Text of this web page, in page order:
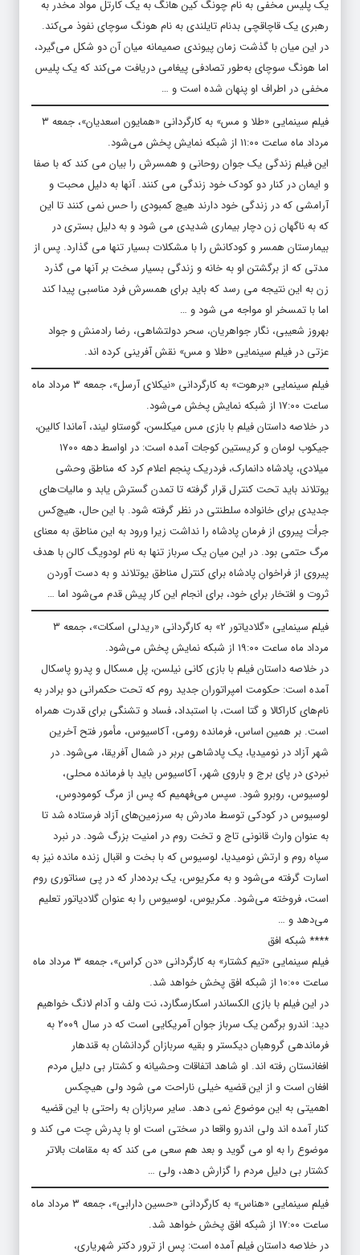
یک پلیس مخفی به نام چونگ کین هانگ به یک کارتل مواد مخدر به
رهبری یک قاچاقچی بدنام تایلندی به نام هونگ سوچای نفوذ می‌کند.
در این میان با گذشت زمان پیوندی صمیمانه میان آن دو شکل می‌گیرد،
اما هونگ سوچای به‌طور تصادفی پیغامی دریافت می‌کند که یک پلیس
مخفی در اطراف او پنهان شده‌ است و …
فیلم سینمایی «طلا و مس» به کارگردانی «همایون اسعدیان»، جمعه ۳
مرداد ماه ساعت ۱۱:۰۰ از شبکه نمایش پخش می‌شود.
این فیلم زندگی یک جوان روحانی و همسرش را بیان می کند که با صفا
و ایمان در کنار دو کودک خود زندگی می کنند. آنها به دلیل محبت و
آرامشی که در زندگی خود دارند هیچ کمبودی را حس نمی کنند تا این
که به ناگهان زن دچار بیماری شدیدی می شود و به دلیل بستری در
بیمارستان همسر و کودکانش را با مشکلات بسیار تنها می گذارد. پس از
مدتی که از برگشتن او به خانه و زندگی بسیار سخت بر آنها می گذرد
زن به این نتیجه می رسد که باید برای همسرش فرد مناسبی پیدا کند
اما با تمسخر او مواجه می شود و …
بهروز شعیبی، نگار جواهریان، سحر دولتشاهی، رضا رادمنش و جواد
عزتی در فیلم سینمایی «طلا و مس» نقش آفرینی کرده اند.
فیلم سینمایی «برهوت» به کارگردانی «نیکلای آرسل»، جمعه ۳ مرداد ماه
ساعت ۱۷:۰۰ از شبکه نمایش پخش می‌شود.
در خلاصه داستان فیلم با بازی مس میکلسن، گوستاو لیند، آماندا کالین،
جیکوب لومان و کریستین کوجات آمده است: در اواسط دهه ۱۷۰۰
میلادی، پادشاه دانمارک، فردریک پنجم اعلام کرد که مناطق وحشی
یوتلاند باید تحت کنترل قرار گرفته تا تمدن گسترش یابد و مالیات‌های
جدیدی برای خانواده سلطنتی در نظر گرفته شود. با این حال، هیچ‌کس
جرأت پیروی از فرمان پادشاه را نداشت زیرا ورود به این مناطق به معنای
مرگ حتمی بود. در این میان یک سرباز تنها به نام لودویگ کالن با هدف
پیروی از فراخوان پادشاه برای کنترل مناطق یوتلاند و به دست آوردن
ثروت و افتخار برای خود، برای انجام این کار پیش قدم می‌شود اما …
فیلم سینمایی «گلادیاتور ۲» به کارگردانی «ریدلی اسکات»، جمعه ۳
مرداد ماه ساعت ۱۹:۰۰ از شبکه نمایش پخش می‌شود.
در خلاصه داستان فیلم با بازی کانی نیلسن، پل مسکال و پدرو پاسکال
آمده است: حکومت امپراتوران جدید روم که تحت حکمرانی دو برادر به
نام‌های کاراکالا و گتا است، با استبداد، فساد و تشنگی برای قدرت همراه
است. بر همین اساس، فرمانده رومی، آکاسیوس، مأمور فتح آخرین
شهر آزاد در نومیدیا، یک پادشاهی بربر در شمال آفریقا، می‌شود. در
نبردی در پای برج و باروی شهر، آکاسیوس باید با فرمانده محلی،
لوسیوس، روبرو شود. سپس می‌فهمیم که پس از مرگ کومودوس،
لوسیوس در کودکی توسط مادرش به سرزمین‌های آزاد فرستاده شد تا
به عنوان وارث قانونی تاج و تخت روم در امنیت بزرگ شود. در نبرد
سپاه روم و ارتش نومیدیا، لوسیوس که با بخت و اقبال زنده مانده نیز به
اسارت گرفته می‌شود و به مکریوس، یک برده‌دار که در پی سناتوری روم
است، فروخته می‌شود. مکریوس، لوسیوس را به عنوان گلادیاتور تعلیم
می‌دهد و …
**** شبکه افق
فیلم سینمایی «تیم کشتار» به کارگردانی «دن کراس»، جمعه ۳ مرداد ماه
ساعت ۱۰:۰۰ از شبکه افق پخش خواهد شد.
در این فیلم با بازی الکساندر اسکارسگارد، نت ولف و آدام لانگ خواهیم
دید: اندرو برگمن یک سرباز جوان آمریکایی است که در سال ۲۰۰۹ به
فرماندهی گروهبان دیکستر و بقیه سربازان گردانشان به قندهار
افغانستان رفته اند. او شاهد اتفاقات وحشیانه و کشتار بی دلیل مردم
افغان است و از این قضیه خیلی ناراحت می شود ولی هیچکس
اهمیتی به این موضوع نمی دهد. سایر سربازان به راحتی با این قضیه
کنار آمده اند ولی اندرو واقعا در سختی است او با پدرش چت می کند و
موضوع را به او می گوید و بعد هم سعی می کند که به مقامات بالاتر
کشتار بی دلیل مردم را گزارش دهد، ولی …
فیلم سینمایی «هناس» به کارگردانی «حسین دارابی»، جمعه ۳ مرداد ماه
ساعت ۱۷:۰۰ از شبکه افق پخش خواهد شد.
در خلاصه داستان فیلم آمده است: پس از ترور دکتر شهریاری،